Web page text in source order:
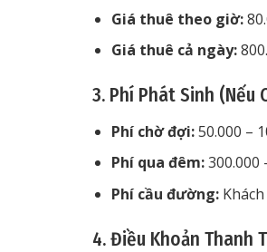
Giá thuê theo giờ:
Giá thuê cả ngày:
3. Phí Phát Sinh (Nếu
Phí chờ đợi:50.000 –
Phí qua đêm:300.000
Phí cầu đường:
4. Điều Khoản Thanh